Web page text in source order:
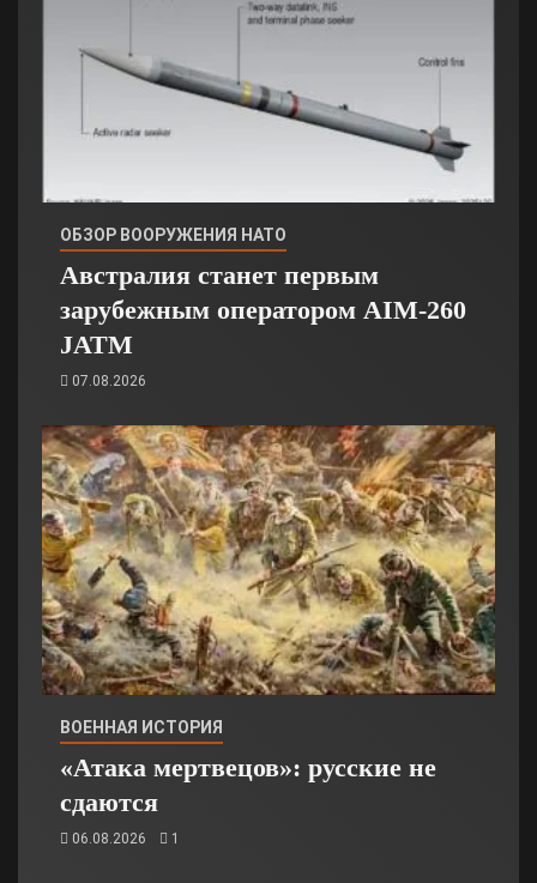
ОБЗОР ВООРУЖЕНИЯ НАТО
Австралия станет первым
зарубежным оператором AIM-260
JATM
07.08.2026
ВОЕННАЯ ИСТОРИЯ
«Атака мертвецов»: русские не
сдаются
06.08.2026 1